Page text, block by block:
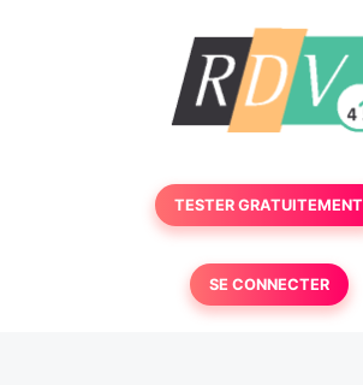
TESTER GRATUITEMENT
SE CONNECTER